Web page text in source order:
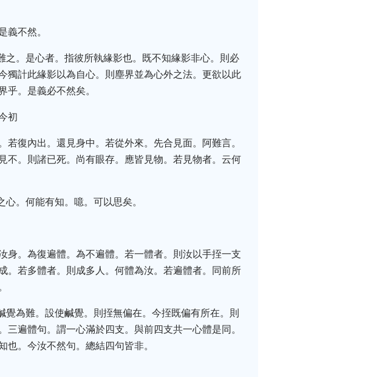
義不然。
。是心者。指彼所執緣影也。既不知緣影非心。則必
獨計此緣影以為自心。則塵界並為心外之法。更欲以此
乎。是義必不然矣。
初
復內出。還見身中。若從外來。先合見面。阿難言。
不。則諸已死。尚有眼存。應皆見物。若見物者。云何
。何能有知。噫。可以思矣。
身。為復遍體。為不遍體。若一體者。則汝以手挃一支
。若多體者。則成多人。何體為汝。若遍體者。同前所
為難。設使鹹覺。則挃無偏在。今挃既偏有所在。則
遍體句。謂一心滿於四支。與前四支共一心體是同。
。今汝不然句。總結四句皆非。